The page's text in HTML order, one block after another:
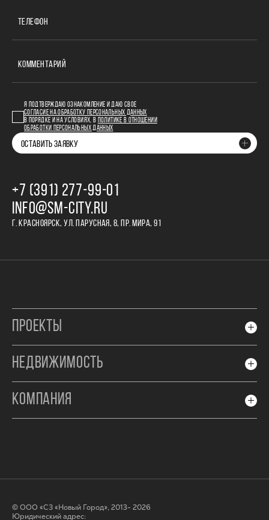
ТЕЛЕФОН
КОММЕНТАРИЙ
Я ПОДТВЕРЖДАЮ ОЗНАКОМЛЕНИЕ И ДАЮ СВОЕ
СОГЛАСИЕ НА ОБРАБОТКУ ПЕРСОНАЛЬНЫХ ДАННЫХ
В ПОРЯДКЕ И НА УСЛОВИЯХ, В
ПОЛИТИКЕ В ОТНОШЕНИИ
ОБРАБОТКИ ПЕРСОНАЛЬНЫХ ДАННЫХ
ОСТАВИТЬ ЗАЯВКУ
+7 (391) 277‒99‒01
INFO@SM-CITY.RU
Г. КРАСНОЯРСК, УЛ. ПАРУСНАЯ, 8, ПР. МИРА, 91
ПРОЕКТЫ
НЕДВИЖИМОСТЬ
КОМПАНИЯ
© ООО «СЗ «Новый Город», 2013- 2026
Юридический адрес: